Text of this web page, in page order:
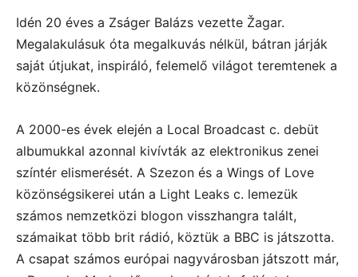
Idén 20 éves a Zságer Balázs vezette Žagar.
Megalakulásuk óta megalkuvás nélkül, bátran járják
saját útjukat, inspiráló, felemelő világot teremtenek a
közönségnek.
A 2000-es évek elején a Local Broadcast c. debüt
albumukkal azonnal kivívták az elektronikus zenei
színtér elismerését. A Szezon és a Wings of Love
közönségsikerei után a Light Leaks c. lemezük
számos nemzetközi blogon visszhangra talált,
számaikat több brit rádió, köztük a BBC is játszotta.
A csapat számos európai nagyvárosban játszott már,